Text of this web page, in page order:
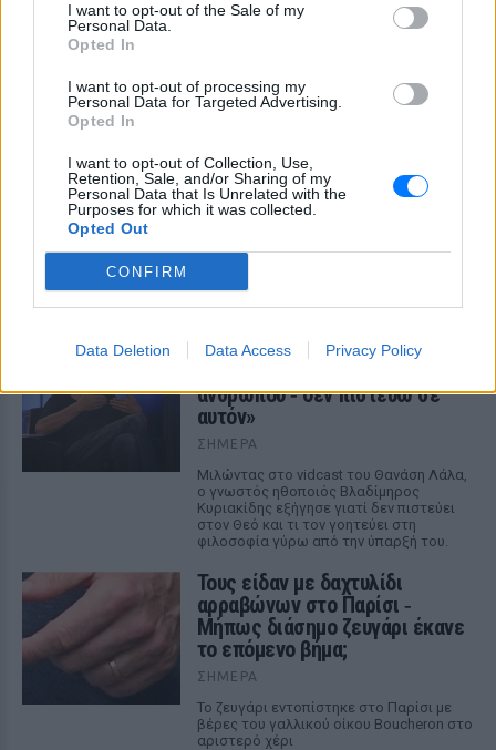
I want to opt-out of the Sale of my
Personal Data.
Opted In
I want to opt-out of processing my
Personal Data for Targeted Advertising.
Opted In
I want to opt-out of Collection, Use,
Retention, Sale, and/or Sharing of my
Personal Data that Is Unrelated with the
Purposes for which it was collected.
Opted Out
CONFIRM
Data Deletion Data Access Privacy Policy
O Γιώργος Παράσχος ξανά στο νοσοκομείο για
θεραπεία κατά του καρκίνου
«Πάμε για νέα θεραπεία», έγραψε στα social media και
χάρισε ένα μεγάλο χαμόγελο στους followers του
ΣΉΜΕΡΑ
Βλαδίμηρος Κυριακίδης: «Ο
ανθρώπου ‑ δεν πιστεύω σε
αυτόν»
ΣΉΜΕΡΑ
Μιλώντας στο vidcast του Θανάση Λάλα,
ο γνωστός ηθοποιός Βλαδίμηρος
Κυριακίδης εξήγησε γιατί δεν πιστεύει
στον Θεό και τι τον γοητεύει στη
φιλοσοφία γύρω από την ύπαρξή του.
Τους είδαν με δαχτυλίδι
αρραβώνων στο Παρίσι ‑
Μήπως διάσημο ζευγάρι έκανε
το επόμενο βήμα;
ΣΉΜΕΡΑ
Το ζευγάρι εντοπίστηκε στο Παρίσι με
βέρες του γαλλικού οίκου Boucheron στο
αριστερό χέρι